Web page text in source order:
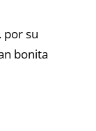
por su
bonita